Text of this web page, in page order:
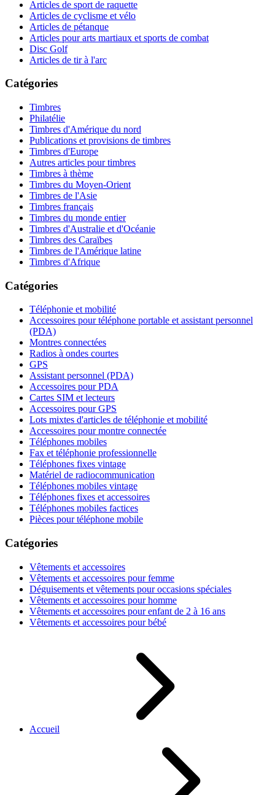
Articles de sport de raquette
Articles de cyclisme et vélo
Articles de pétanque
Articles pour arts martiaux et sports de combat
Disc Golf
Articles de tir à l'arc
Catégories
Timbres
Philatélie
Timbres d'Amérique du nord
Publications et provisions de timbres
Timbres d'Europe
Autres articles pour timbres
Timbres à thème
Timbres du Moyen-Orient
Timbres de l'Asie
Timbres français
Timbres du monde entier
Timbres d'Australie et d'Océanie
Timbres des Caraïbes
Timbres de l'Amérique latine
Timbres d'Afrique
Catégories
Téléphonie et mobilité
Accessoires pour téléphone portable et assistant personnel
(PDA)
Montres connectées
Radios à ondes courtes
GPS
Assistant personnel (PDA)
Accessoires pour PDA
Cartes SIM et lecteurs
Accessoires pour GPS
Lots mixtes d'articles de téléphonie et mobilité
Accessoires pour montre connectée
Téléphones mobiles
Fax et téléphonie professionnelle
Téléphones fixes vintage
Matériel de radiocommunication
Téléphones mobiles vintage
Téléphones fixes et accessoires
Téléphones mobiles factices
Pièces pour téléphone mobile
Catégories
Vêtements et accessoires
Vêtements et accessoires pour femme
Déguisements et vêtements pour occasions spéciales
Vêtements et accessoires pour homme
Vêtements et accessoires pour enfant de 2 à 16 ans
Vêtements et accessoires pour bébé
Accueil